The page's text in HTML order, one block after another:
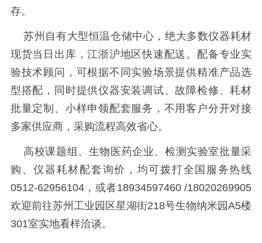
存。
苏州自有大型恒温仓储中心，绝大多数仪器耗材
现货当日出库，江浙沪地区快速配送。配备专业实
验技术顾问，可根据不同实验场景提供精准产品选
型搭配，同时提供仪器安装调试、故障检修、耗材
批量定制、小样申领配套服务，不用客户分开对接
多家供应商，采购流程高效省心。
高校课题组、生物医药企业、检测实验室批量采
购、仪器耗材配套询价，均可拨打全国服务热线
0512-62956104，或者18934597460 /18020269905
欢迎前往苏州工业园区星湖街218号生物纳米园A5楼
301室实地看样洽谈。